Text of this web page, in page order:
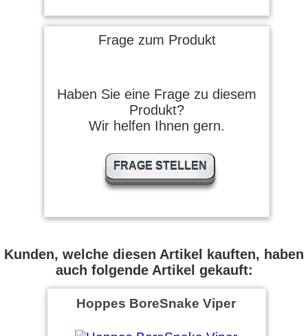
Frage zum Produkt
Haben Sie eine Frage zu diesem
Produkt?
Wir helfen Ihnen gern.
FRAGE STELLEN
Kunden, welche diesen Artikel kauften, haben
auch folgende Artikel gekauft:
Hoppes BoreSnake Viper